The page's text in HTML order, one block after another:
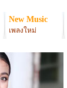
New Music
เพลงใหม่